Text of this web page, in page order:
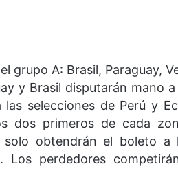
A: Brasil, Paraguay,
y Brasil disputarán mano
selecciones de Perú y
dos primeros de cada
solo obtendrán el boleto a
Los perdedores